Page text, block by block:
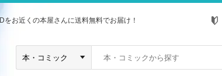
をお近くの本屋さんに送料無料でお届け！